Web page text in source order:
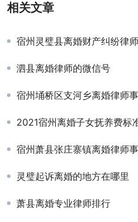
相关文章
宿州灵璧县离婚财产纠纷律
泗县离婚律师的微信号
宿州埇桥区支河乡离婚律师
2021宿州离婚子女抚养费标
宿州萧县张庄寨镇离婚律师
灵璧起诉离婚的地方在哪里
萧县离婚专业律师排行